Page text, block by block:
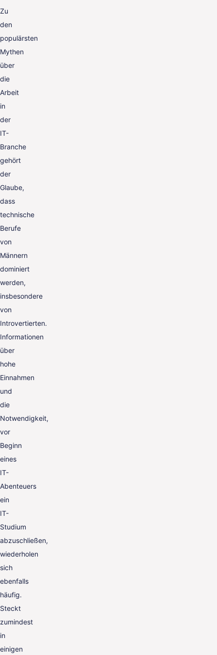
Zu
den
populärsten
Mythen
über
die
Arbeit
in
der
IT-
Branche
gehört
der
Glaube,
dass
technische
Berufe
von
Männern
dominiert
werden,
insbesondere
von
Introvertierten.
Informationen
über
hohe
Einnahmen
und
die
Notwendigkeit,
vor
Beginn
eines
IT-
Abenteuers
ein
IT-
Studium
abzuschließen,
wiederholen
sich
ebenfalls
häufig.
Steckt
zumindest
in
einigen